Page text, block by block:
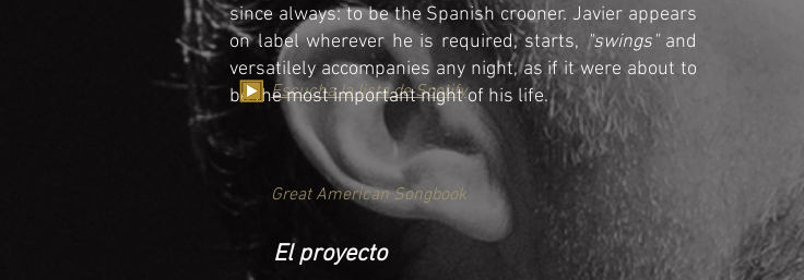
Escucha la lista de Spotify
since always: to be the Spanish crooner. Javier appears
on label wherever he is required, starts, "swings"and
versatilely accompanies any night, as if it were about to
be the most important night of his life.
Great American Songbook
El proyecto